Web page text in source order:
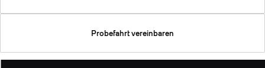
Probefahrt vereinbaren